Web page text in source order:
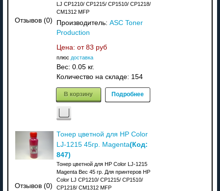
Отзывов (0)
LJ CP1210/ CP1215/ CP1510/ CP1218/
CM1312 MFP
Производитель: ASC Toner
Production
Цена: от 83 руб
плюс доставка
Вес: 0.05 кг.
Количество на складе: 154
В корзину Подробнее
Отзывов (0)
Тонер цветной для HP Color
LJ-1215 45гр. Magenta(Код:
847)
Тонер цветной для HP Color LJ-1215
Magenta Вес 45 гр. Для принтеров HP
Color LJ CP1210/ CP1215/ CP1510/
CP1218/ CM1312 MFP